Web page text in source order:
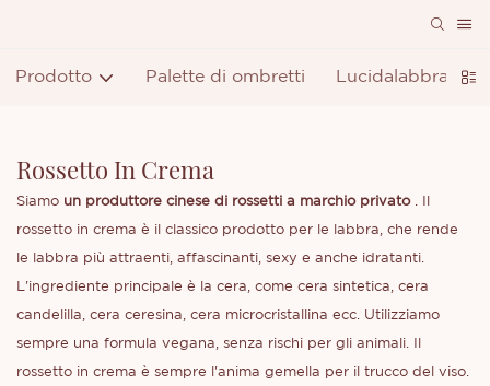
Prodotto Palette di ombretti Lucidalabbra
Rossetto In Crema
Siamo un produttore cinese di rossetti a marchio privato. Il
rossetto in crema è il classico prodotto per le labbra, che rende
le labbra più attraenti, affascinanti, sexy e anche idratanti.
L'ingrediente principale è la cera, come cera sintetica, cera
candelilla, cera ceresina, cera microcristallina ecc. Utilizziamo
sempre una formula vegana, senza rischi per gli animali. Il
rossetto in crema è sempre l'anima gemella per il trucco del viso.